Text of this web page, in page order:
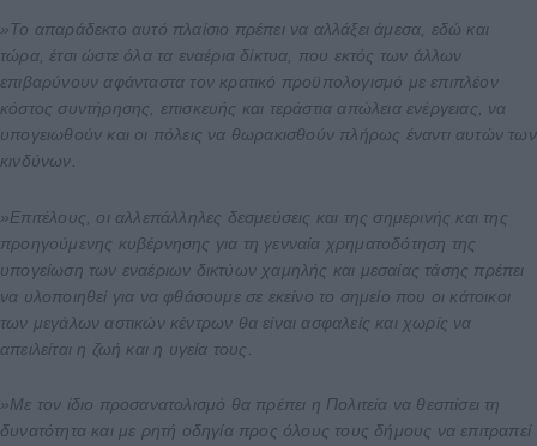
»Το απαράδεκτο αυτό πλαίσιο πρέπει να αλλάξει άμεσα, εδώ και
τώρα, έτσι ώστε όλα τα εναέρια δίκτυα, που εκτός των άλλων
επιβαρύνουν αφάνταστα τον κρατικό προϋπολογισμό με επιπλέον
κόστος συντήρησης, επισκευής και τεράστια απώλεια ενέργειας, να
υπογειωθούν και οι πόλεις να θωρακισθούν πλήρως έναντι αυτών των
κινδύνων.
»Επιτέλους, οι αλλεπάλληλες δεσμεύσεις και της σημερινής και της
προηγούμενης κυβέρνησης για τη γενναία χρηματοδότηση της
υπογείωση των εναέριων δικτύων χαμηλής και μεσαίας τάσης πρέπει
να υλοποιηθεί για να φθάσουμε σε εκείνο το σημείο που οι κάτοικοι
των μεγάλων αστικών κέντρων θα είναι ασφαλείς και χωρίς να
απειλείται η ζωή και η υγεία τους.
»Με τον ίδιο προσανατολισμό θα πρέπει η Πολιτεία να θεσπίσει τη
δυνατότητα και με ρητή οδηγία προς όλους τους δήμους να επιτραπεί